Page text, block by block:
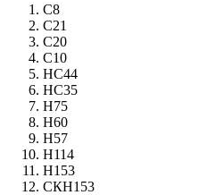
С8
С21
С20
С10
НС44
НС35
Н75
Н60
Н57
Н114
Н153
СКН153